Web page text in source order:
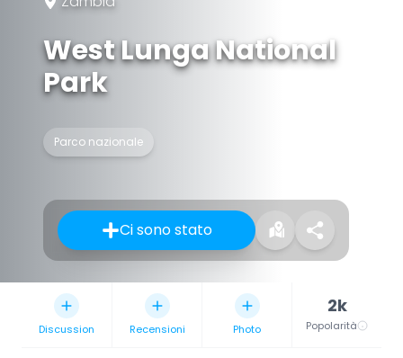
West Lunga National
Park
Parco nazionale
Ci sono stato
Discussion Recensioni Photo
2k
Popolarità